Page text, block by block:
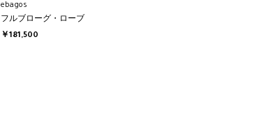
ebagos
フルブローグ・ローブ
￥181,500